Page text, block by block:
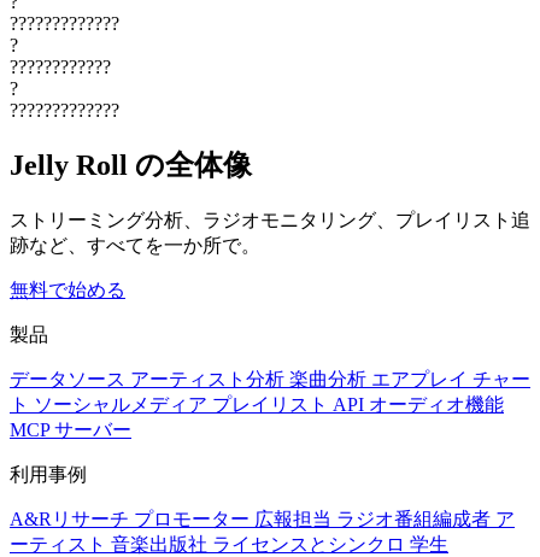
?????????????
?
????????????
?
?????????????
Jelly Roll の全体像
ストリーミング分析、ラジオモニタリング、プレイリスト追
跡など、すべてを一か所で。
無料で始める
製品
データソース アーティスト分析 楽曲分析 エアプレイ チャー
ト ソーシャルメディア プレイリスト API オーディオ機能
MCP サーバー
利用事例
A&Rリサーチ プロモーター 広報担当 ラジオ番組編成者 ア
ーティスト 音楽出版社 ライセンスとシンクロ 学生